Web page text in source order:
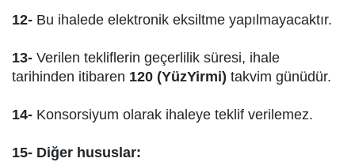
12- Bu ihalede elektronik eksiltme yapılmayacaktır.
13- Verilen tekliflerin geçerlilik süresi, ihale
tarihinden itibaren 120 (YüzYirmi) takvim günüdür.
14- Konsorsiyum olarak ihaleye teklif verilemez.
15- Diğer hususlar: